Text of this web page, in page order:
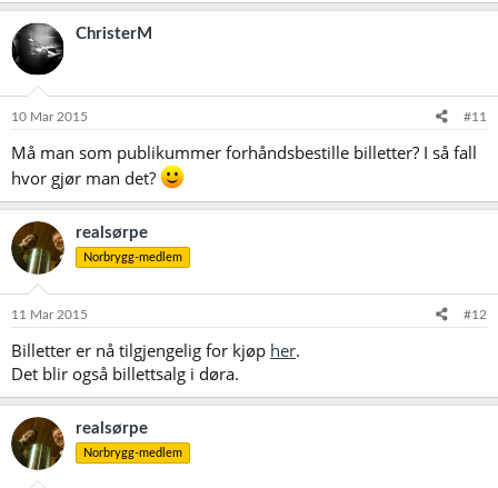
ChristerM
10 Mar 2015 #11
Må man som publikummer forhåndsbestille billetter? I så fall
hvor gjør man det?
realsørpe
Norbrygg-medlem
11 Mar 2015 #12
Billetter er nå tilgjengelig for kjøp her.
Det blir også billettsalg i døra.
realsørpe
Norbrygg-medlem